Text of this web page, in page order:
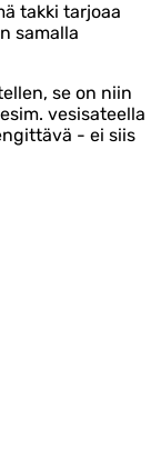
takki tarjoaa
samalla
se on niin
vesisateella
- ei siis